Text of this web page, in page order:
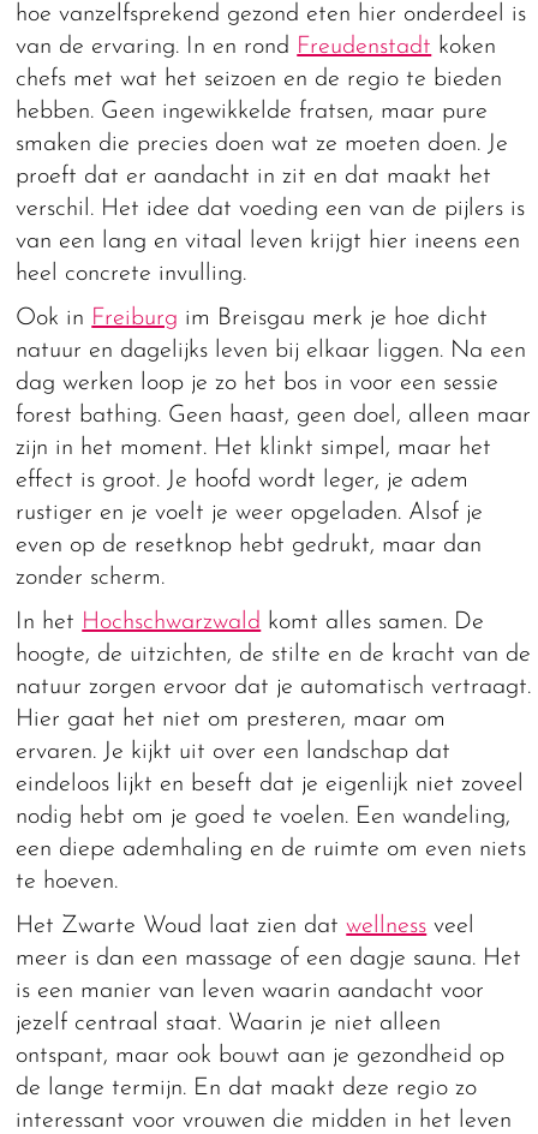
hoe vanzelfsprekend gezond eten hier onderdeel is
van de ervaring. In en rond Freudenstadt koken
chefs met wat het seizoen en de regio te bieden
hebben. Geen ingewikkelde fratsen, maar pure
smaken die precies doen wat ze moeten doen. Je
proeft dat er aandacht in zit en dat maakt het
verschil. Het idee dat voeding een van de pijlers is
van een lang en vitaal leven krijgt hier ineens een
heel concrete invulling.
Ook in Freiburg im Breisgau merk je hoe dicht
natuur en dagelijks leven bij elkaar liggen. Na een
dag werken loop je zo het bos in voor een sessie
forest bathing. Geen haast, geen doel, alleen maar
zijn in het moment. Het klinkt simpel, maar het
effect is groot. Je hoofd wordt leger, je adem
rustiger en je voelt je weer opgeladen. Alsof je
even op de resetknop hebt gedrukt, maar dan
zonder scherm.
In het Hochschwarzwald komt alles samen. De
hoogte, de uitzichten, de stilte en de kracht van de
natuur zorgen ervoor dat je automatisch vertraagt.
Hier gaat het niet om presteren, maar om
ervaren. Je kijkt uit over een landschap dat
eindeloos lijkt en beseft dat je eigenlijk niet zoveel
nodig hebt om je goed te voelen. Een wandeling,
een diepe ademhaling en de ruimte om even niets
te hoeven.
Het Zwarte Woud laat zien datwellness veel
meer is dan een massage of een dagje sauna. Het
is een manier van leven waarin aandacht voor
jezelf centraal staat. Waarin je niet alleen
ontspant, maar ook bouwt aan je gezondheid op
de lange termijn. En dat maakt deze regio zo
interessant voor vrouwen die midden in het leven